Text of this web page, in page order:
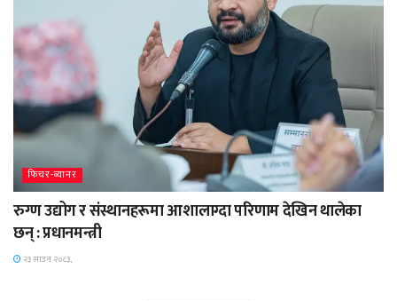
फिचर-ब्यानर
रुग्ण उद्योग र संस्थानहरूमा आशालाग्दा परिणाम देखिन थालेका
छन् : प्रधानमन्त्री
२३ साउन २०८३,